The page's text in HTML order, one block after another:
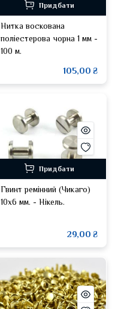
Придбати
Нитка воскована
поліестерова чорна 1 мм -
100 м.
105,00 ₴
Придбати
Гвинт ремінний (Чикаго)
10х6 мм. - Нікель.
29,00 ₴